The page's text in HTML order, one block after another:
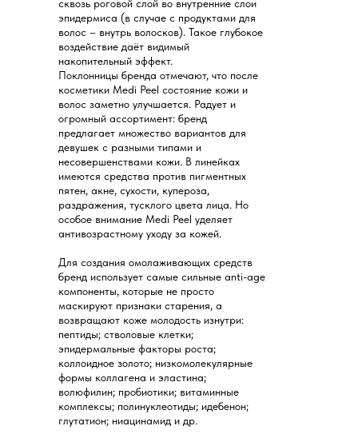
сквозь роговой слой во внутренние слои
эпидермиса (в случае с продуктами для
волос – внутрь волосков). Такое глубокое
воздействие даëт видимый
накопительный эффект.
Поклонницы бренда отмечают, что после
косметики Medi Peel состояние кожи и
волос заметно улучшается. Радует и
огромный ассортимент: бренд
предлагает множество вариантов для
девушек с разными типами и
несовершенствами кожи. В линейках
имеются средства против пигментных
пятен, акне, сухости, купероза,
раздражения, тусклого цвета лица. Но
особое внимание Medi Peel уделяет
антивозрастному уходу за кожей.
Для создания омолаживающих средств
бренд использует самые сильные anti-age
компоненты, которые не просто
маскируют признаки старения, а
возвращают коже молодость изнутри:
пептиды; стволовые клетки;
эпидермальные факторы роста;
коллоидное золото; низкомолекулярные
формы коллагена и эластина;
волюфилин; пробиотики; витаминные
комплексы; полинуклеотиды; идебенон;
глутатион; ниацинамид и др.